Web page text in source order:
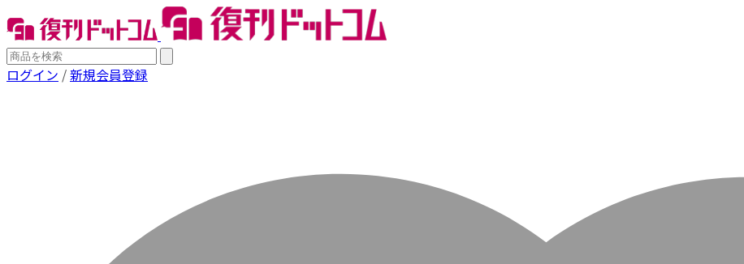
ログイン /新規会員登録